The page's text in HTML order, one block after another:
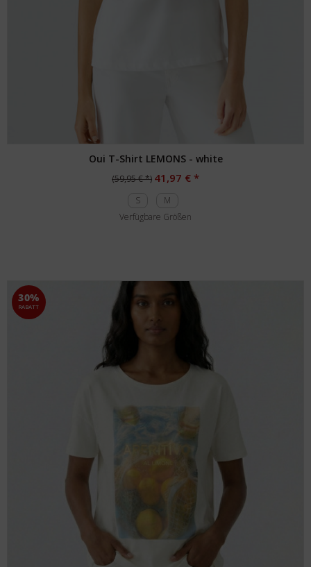
Oui T-Shirt LEMONS - white
(59,95 € *) 41,97 € *
S
M
Verfügbare Größen
30%
RABATT